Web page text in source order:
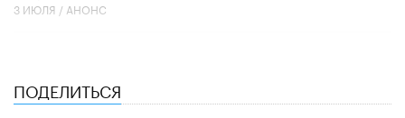
3 ИЮЛЯ / АНОНС
ПОДЕЛИТЬСЯ